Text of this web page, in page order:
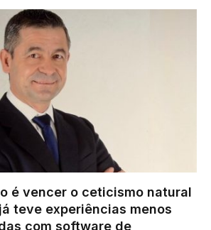
é vencer o ceticismo natural
teve experiências menos
com software de